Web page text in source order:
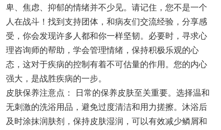
卑、焦虑、抑郁的情绪并不少见。请记住，您不是一个
人在战斗！找到支持团体，和病友们交流经验，分享感
受，你会发现许多人都和你一样坚韧。必要时，寻求心
理咨询师的帮助，学会管理情绪，保持积极乐观的心
态，这对于疾病的控制有着不可估量的作用。您的内心
强大，是战胜疾病的一步。
皮肤保养注意点： 日常的保养皮肤至关重要。选择温和
无刺激的洗浴用品，避免过度清洁和用力搓擦。沐浴后
及时涂抹润肤剂，保持皮肤湿润，可以有效减少鳞屑和